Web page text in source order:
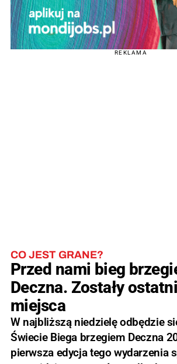
REKLAMA
CO JEST GRANE?
Przed nami bieg
Deczna. Zostały
miejsca
W najbliższą niedzielę odbędzie
Świecie Biega brzegiem Deczna
pierwsza edycja tego wydarzenia